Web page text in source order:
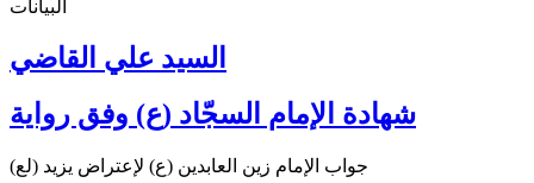
البيانات
السيد علي القاضي
شهادة الإمام السجّاد (ع) وفق رواية
جواب الإمام زين العابدين (ع) لإعتراض يزيد (لع)